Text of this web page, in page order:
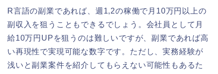
R言語の副業であれば、週1,2の稼働で月10万円以上の
副収入を狙うこともできるでしょう。会社員として月
給10万円UPを狙うのは難しいですが、副業であれば高
い再現性で実現可能な数字です。ただし、実務経験が
浅いと副業案件を紹介してもらえない可能性もあるた